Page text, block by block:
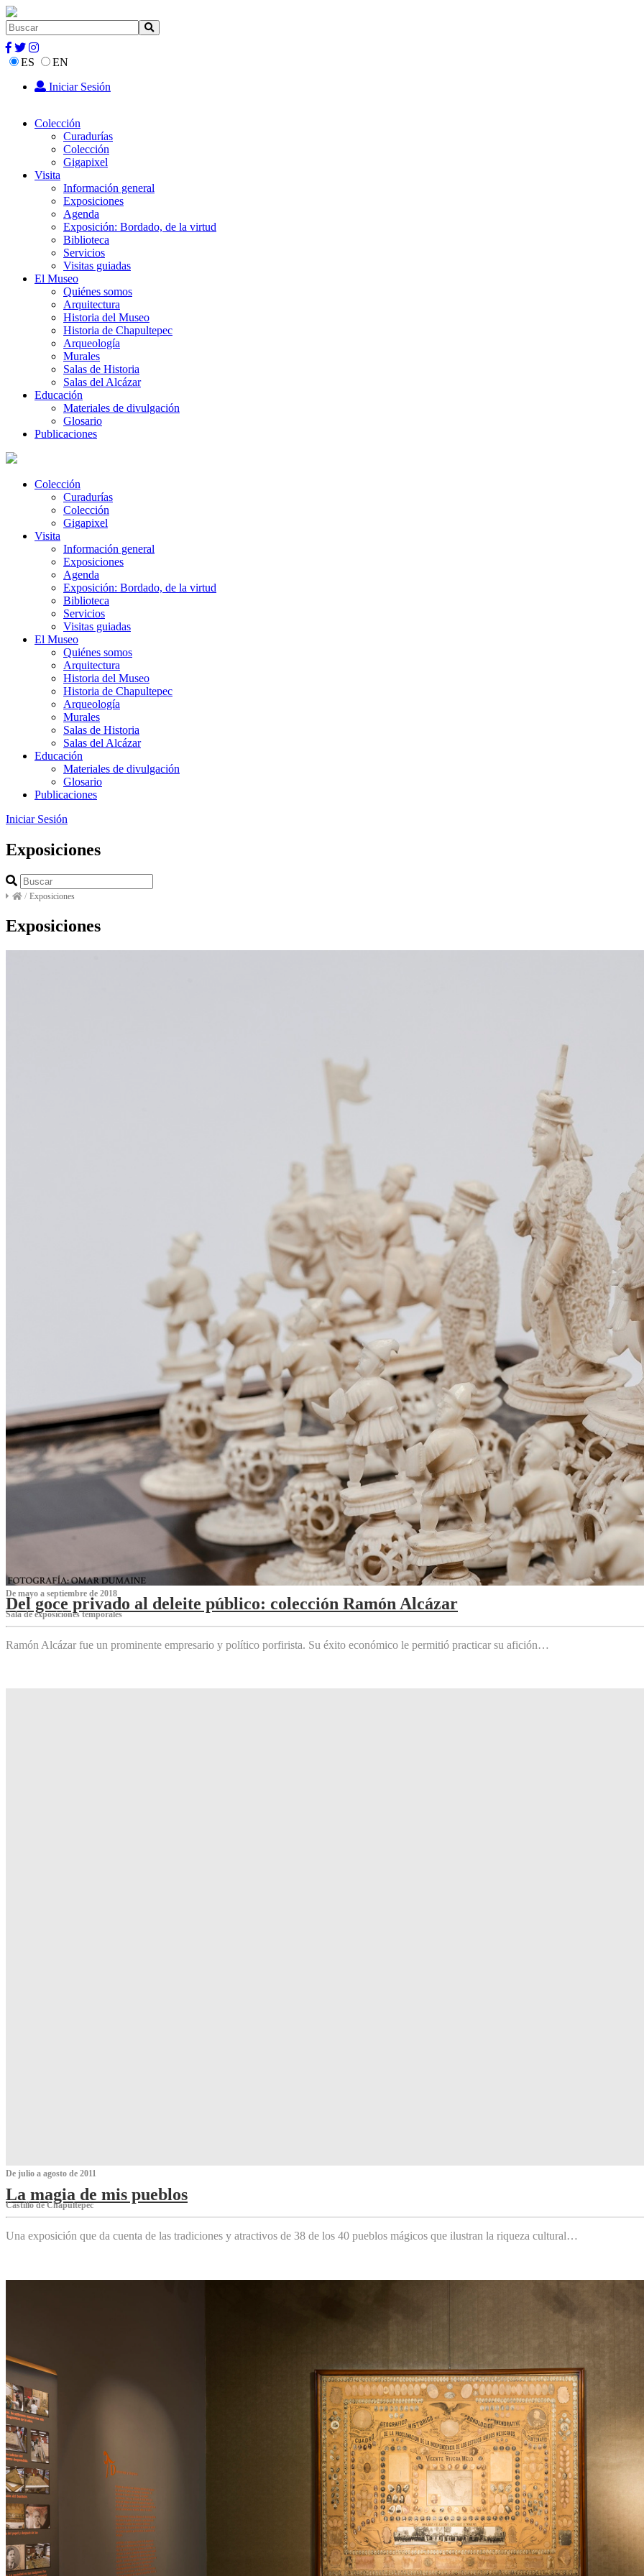
ES
EN
Iniciar Sesión
Colección
Curadurías
Colección
Gigapixel
Visita
Información general
Exposiciones
Agenda
Exposición: Bordado, de la virtud
Biblioteca
Servicios
Visitas guiadas
El Museo
Quiénes somos
Arquitectura
Historia del Museo
Historia de Chapultepec
Arqueología
Murales
Salas de Historia
Salas del Alcázar
Educación
Materiales de divulgación
Glosario
Publicaciones
Colección
Curadurías
Colección
Gigapixel
Visita
Información general
Exposiciones
Agenda
Exposición: Bordado, de la virtud
Biblioteca
Servicios
Visitas guiadas
El Museo
Quiénes somos
Arquitectura
Historia del Museo
Historia de Chapultepec
Arqueología
Murales
Salas de Historia
Salas del Alcázar
Educación
Materiales de divulgación
Glosario
Publicaciones
Iniciar Sesión
Exposiciones
/ Exposiciones
Exposiciones
De mayo a septiembre de 2018
Del goce privado al deleite público: colección Ramón Alcázar
Sala de exposiciones temporales
Ramón Alcázar fue un prominente empresario y político porfirista. Su éxito económico le permitió practicar su afición…
De julio a agosto de 2011
La magia de mis pueblos
Castillo de Chapultepec
Una exposición que da cuenta de las tradiciones y atractivos de 38 de los 40 pueblos mágicos que ilustran la riqueza cultural…